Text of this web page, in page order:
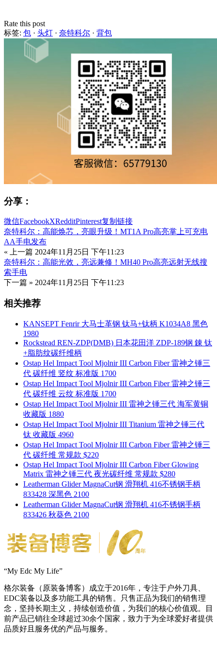
Rate this post
标签: 包 · 头灯 · 奈特科尔 · 背包
分享：
微信FacebookXRedditPinterest复制链接
奈特科尔：高能焕芯，亮眼升级！MT1A Pro高亮掌上可充电
AA手电发布
« 上一篇 2024年11月25日 下午11:23
奈特科尔：高能光效，亮远兼修！MH40 Pro高亮远射无线搜
索手电
下一篇 » 2024年11月25日 下午11:23
相关推荐
KANSEPT Fenrir 大马士革钢 钛马+钛柄 K1034A8 黑色
1980
Rockstead REN-ZDP(DMB) 日本花田洋 ZDP-189钢 錬 钛
+脂肪纹碳纤维柄
Ostap Hel Impact Tool Mjolnir III Carbon Fiber 雷神之锤三
代 碳纤维 竖纹 标准版 1700
Ostap Hel Impact Tool Mjolnir III Carbon Fiber 雷神之锤三
代 碳纤维 云纹 标准版 1700
Ostap Hel Impact Tool Mjolnir III 雷神之锤三代 海军黄铜
收藏版 1880
Ostap Hel Impact Tool Mjolnir III Titanium 雷神之锤三代
钛 收藏版 4960
Ostap Hel Impact Tool Mjolnir III Carbon Fiber 雷神之锤三
代 碳纤维 常规款 $220
Ostap Hel Impact Tool Mjolnir III Carbon Fiber Glowing
Matrix 雷神之锤三代 夜光碳纤维 常规款 $280
Leatherman Glider MagnaCut钢 滑翔机 416不锈钢手柄
833428 深黑色 2100
Leatherman Glider MagnaCut钢 滑翔机 416不锈钢手柄
833426 秋葵色 2100
“My Edc My Life”
格尔装备（原装备博客）成立于2016年，专注于户外刀具、
EDC装备以及多功能工具的销售。只售正品为我们的销售理
念，坚持长期主义，持续创造价值，为我们的核心价值观。目
前产品已销往全球超过30余个国家，致力于为全球爱好者提供
品质好且服务优的产品与服务。